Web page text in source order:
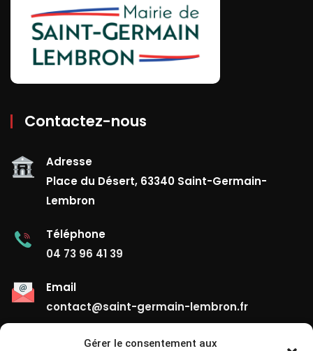
Gérer le consentement aux
Contactez-nous
Adresse
Place du Désert, 63340 Saint-Germain-
Lembron
Téléphone
04 73 96 41 39
Email
contact@saint-germain-lembron.fr